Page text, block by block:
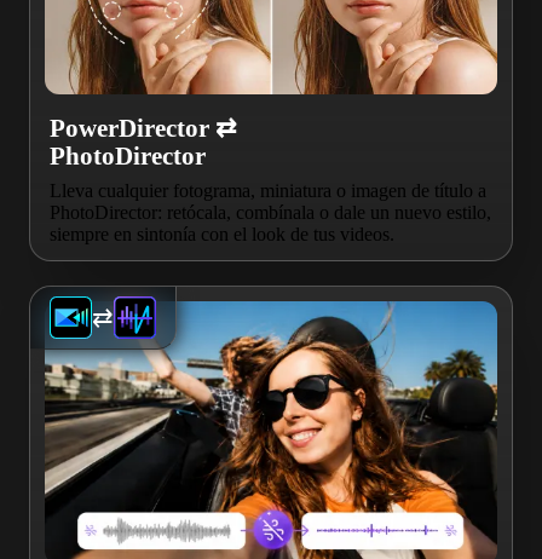
PowerDirector ⇄
PhotoDirector
Lleva cualquier fotograma, miniatura o imagen de título a
PhotoDirector: retócala, combínala o dale un nuevo estilo,
siempre en sintonía con el look de tus videos.
⇄